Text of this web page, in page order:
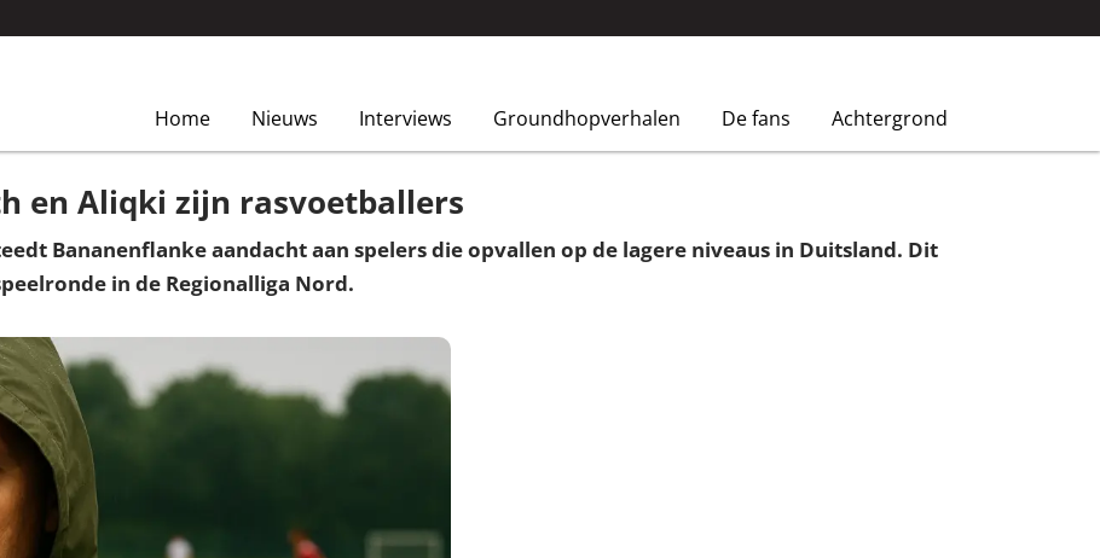
Home Nieuws Interviews Groundhopverhalen De fans Achtergrond
en Aliqki zijn rasvoetballers
Bananenflanke aandacht aan spelers die opvallen op de lagere niveaus in Duitsland. Dit
in de Regionalliga Nord.